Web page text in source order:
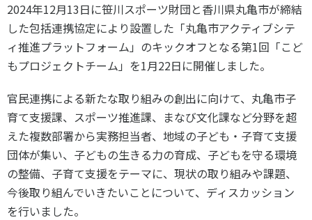
知る学ぶ
ニュース
お問い合わせ・お申し込み
調査・研究
スポーツ白書
政策提言
子どものスポーツ
障害者スポーツ
スポーツによるまちづくり
スポーツ・ガバナンス
2024年12月13日に笹川スポーツ財団と香川県丸亀市が締結
した包括連携協定により設置した「丸亀市アクティブシテ
ィ推進プラットフォーム」のキックオフとなる第1回「こど
もプロジェクトチーム」を1月22日に開催しました。
官民連携による新たな取り組みの創出に向けて、丸亀市子
育て支援課、スポーツ推進課、まなび文化課など分野を超
えた複数部署から実務担当者、地域の子ども・子育て支援
団体が集い、子どもの生きる力の育成、子どもを守る環境
の整備、子育て支援をテーマに、現状の取り組みや課題、
今後取り組んでいきたいことについて、ディスカッション
を行いました。